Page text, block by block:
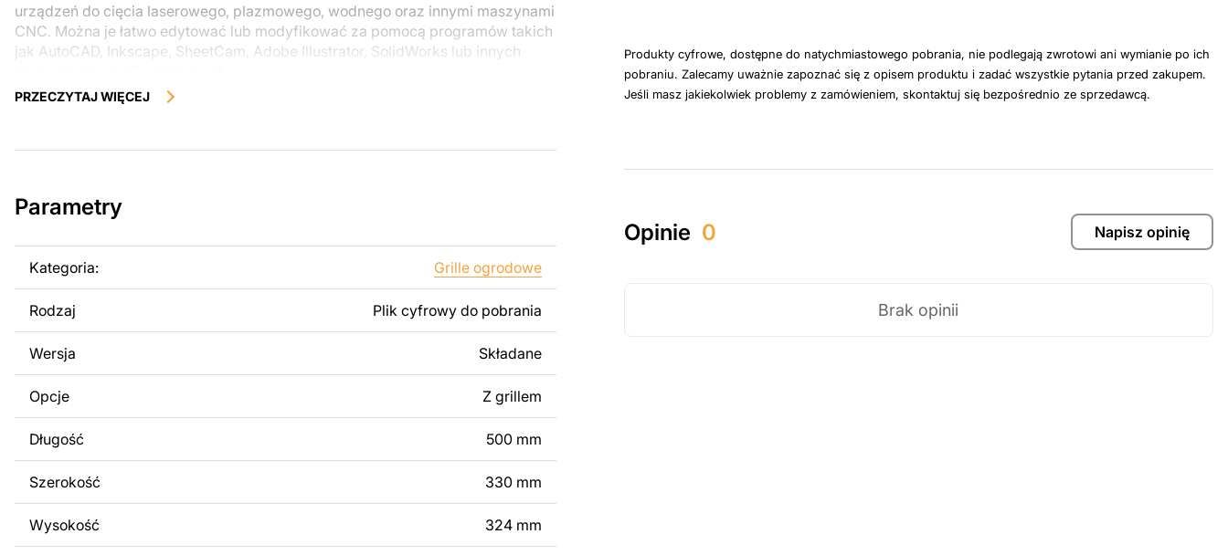
urządzeń do cięcia laserowego, plazmowego, wodnego oraz innymi maszynami
CNC. Można je łatwo edytować lub modyfikować za pomocą programów takich
jak AutoCAD, Inkscape, SheetCam, Adobe Illustrator, SolidWorks lub innych
zostały zaprojektowane z myślą o nowoczesnej estetyce i łatwym montażu, aby
Można używać tych plików do tworzenia gotowych produktów zarówno do
odsprzedaż lub udostępnianie oryginalnych bądź zmodyfikowanych plików jest
Za dodatkową opłatą możemy dostosować projekt poprzez dodanie tekstu,
obrazów lub logo Twojej firmy albo wprowadzenie innych modyfikacji według
Twoich potrzeb. Jeśli potrzebujesz indywidualnego projektu metalowego
produktu, skontaktuj się z nami.
Jeśli masz jakiekolwiek pytania lub potrzebujesz pomocy, skontaktuj się z nami
w dowolnym momencie – zawsze chętnie pomożemy.
PRZECZYTAJ WIĘCEJ
Parametry
Kategoria: Grille ogrodowe
Rodzaj Plik cyfrowy do pobrania
Wersja Składane
Opcje Z grillem
Długość 500 mm
Szerokość 330 mm
Wysokość 324 mm
Produkty cyfrowe, dostępne do natychmiastowego pobrania, nie podlegają zwrotowi ani wymianie po ich
pobraniu. Zalecamy uważnie zapoznać się z opisem produktu i zadać wszystkie pytania przed zakupem.
Jeśli masz jakiekolwiek problemy z zamówieniem, skontaktuj się bezpośrednio ze sprzedawcą.
Opinie 0 Napisz opinię
Brak opinii